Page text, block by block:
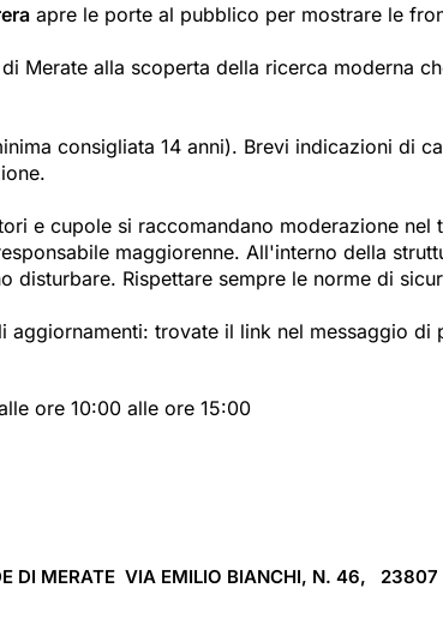
apre le porte al pubblico per mostrare le
Merate alla scoperta della ricerca moderna
consigliata 14 anni). Brevi indicazioni di
e cupole si raccomandano moderazione
maggiorenne. All'interno della
Rispettare sempre le norme di
aggiornamenti: trovate il link nel messaggio
ore 10:00 alle ore 15:00
DI MERATE VIA EMILIO BIANCHI, N. 46, 23807